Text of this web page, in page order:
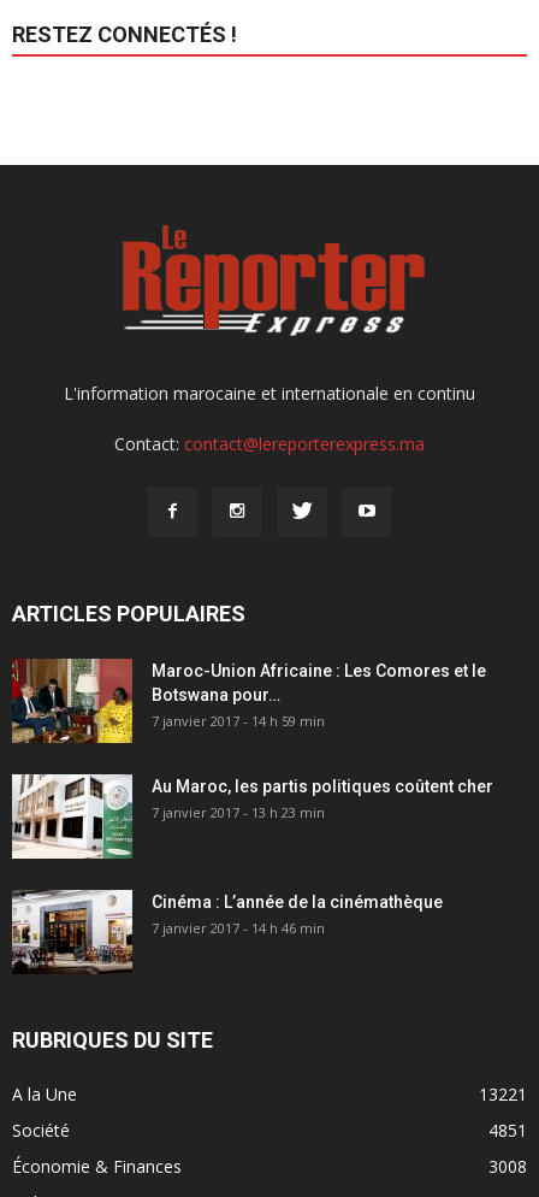
RESTEZ CONNECTÉS !
L'information marocaine et internationale en continu
Contact: contact@lereporterexpress.ma
ARTICLES POPULAIRES
Maroc-Union Africaine : Les Comores et le
Botswana pour…
7 janvier 2017 - 14 h 59 min
Au Maroc, les partis politiques coûtent cher
7 janvier 2017 - 13 h 23 min
Cinéma : L’année de la cinémathèque
7 janvier 2017 - 14 h 46 min
RUBRIQUES DU SITE
A la Une
13221
Société
4851
Économie & Finances
3008